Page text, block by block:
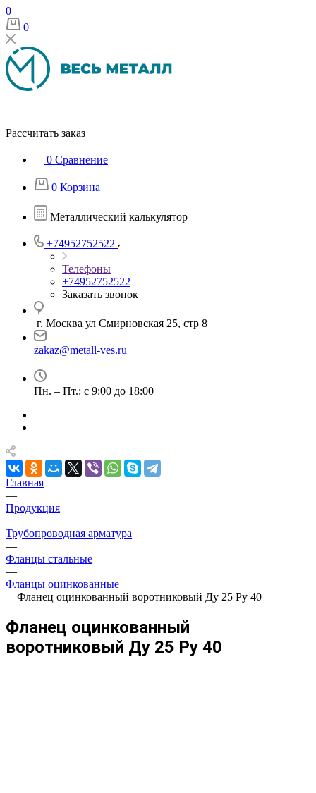
0
0
Рассчитать заказ
0 Сравнение
0 Корзина
Металлический калькулятор
+74952752522
Телефоны
+74952752522
Заказать звонок
г. Москва ул Смирновская 25, стр 8
zakaz@metall-ves.ru
Пн. – Пт.: с 9:00 до 18:00
Главная
—
Продукция
—
Трубопроводная арматура
—
Фланцы стальные
—
Фланцы оцинкованные
—Фланец оцинкованный воротниковый Ду 25 Ру 40
Фланец оцинкованный
воротниковый Ду 25 Ру 40